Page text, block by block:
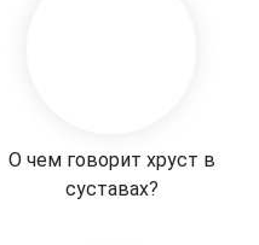
О чем говорит хруст в
суставах?